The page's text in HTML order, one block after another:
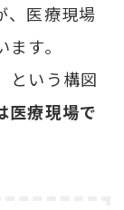
、医療現場
す。
という構図
医療現場で